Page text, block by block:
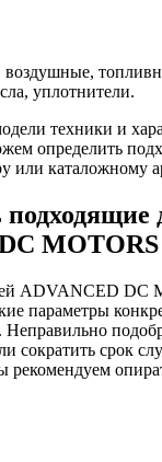
уплотнители.
техники и
определить
или каталожному
MOTORS
ADVANCED DC
параметры
Неправильно
сократить срок
рекомендуем